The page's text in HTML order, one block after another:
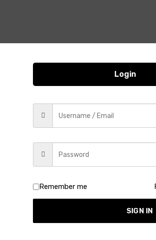
বসে ঘরের স্পষ্ট অস্পষ্ট সব শব্দ অত্যন্ত মন দিয়ে শোনে।
করল। বাড়ির পাশে শেয়াল হাঁটাহাটি করছে বোঝহয়। পরীবানু
দিন ভিজে বাড়ি ফিরেছে। জুর তো হবেই। বদির কথা শোনা
হচ্ছে নাকি? মীর আলি ভোরের প্রতীক্ষা করে–তার তলপেট
Login
Remember me
SIGN IN